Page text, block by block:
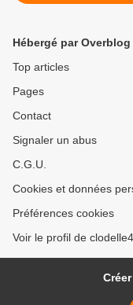
Hébergé par Overblog
Top articles
Pages
Contact
Signaler un abus
C.G.U.
Cookies et données
Préférences cookies
Voir le profil de